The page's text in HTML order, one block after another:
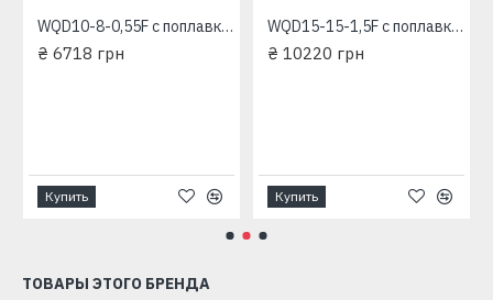
WQD10-8-0,55F c поплавком "Насосы+Оборудование" Фекальный насос
₴ 6718 грн
Купить
WQD15-15-1,5F c поплавком "Насосы+Оборудование" Фекальный насос
₴ 10220 грн
Купить
ТОВАРЫ ЭТОГО БРЕНДА